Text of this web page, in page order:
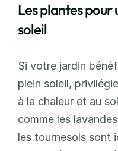
Les plantes pour
soleil
Si votre jardin
plein soleil,
à la chaleur et au
comme les
les tournesols sont